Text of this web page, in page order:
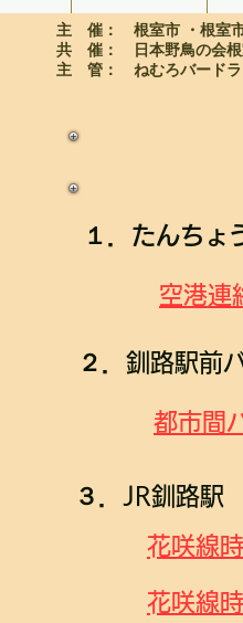
主 催： 根室市 ・根室
共 催： 日本野鳥の会根
主 管： ねむろバードラ
１．たんちょ
空港連
２． 釧路駅前
都市間
３． JR釧路
花咲線
花咲線